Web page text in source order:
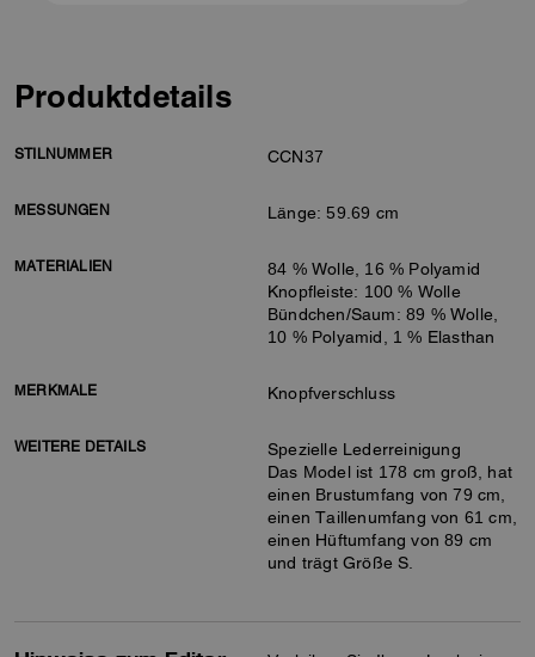
Produktdetails
STILNUMMER CCN37
MESSUNGEN Länge: 59.69 cm
MATERIALIEN
84 % Wolle, 16 % Polyamid
Knopfleiste: 100 % Wolle
Bündchen/Saum: 89 % Wolle,
10 % Polyamid, 1 % Elasthan
MERKMALE Knopfverschluss
WEITERE DETAILS
Spezielle Lederreinigung
Das Model ist 178 cm groß, hat
einen Brustumfang von 79 cm,
einen Taillenumfang von 61 cm,
einen Hüftumfang von 89 cm
und trägt Größe S.